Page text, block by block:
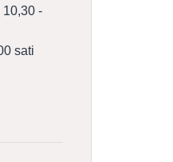
10,30 -
sati